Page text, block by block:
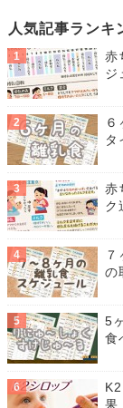
人気記事ランキ
赤
ジ
タ
赤
ク
の
5
食
果